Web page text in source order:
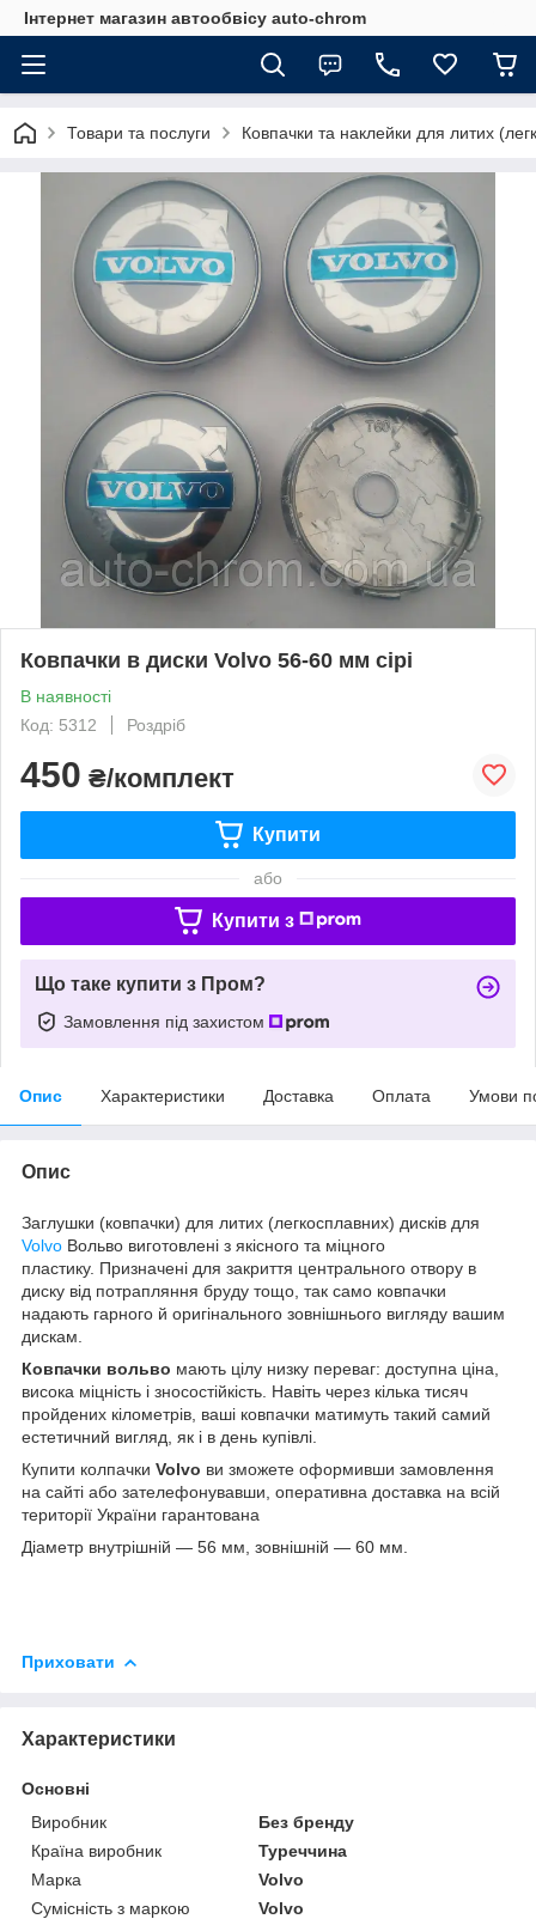
Інтернет магазин автообвісу auto-chrom
Товари та послуги Ковпачки та наклейки для литих
Ковпачки в диски Volvo 56-60 мм сірі
В наявності
Код: 5312
Роздріб
450 ₴/комплект
Купити
або
Купити з
Що таке купити з Пром?
Замовлення під захистом
Опис Характеристики Доставка Оплата Умови
Опис
Заглушки (ковпачки) для литих (легкосплавних) дисків для
Volvo Вольво виготовлені з якісного та міцного
пластику. Призначені для закриття центрального отвору в
диску від потрапляння бруду тощо, так само ковпачки
надають гарного й оригінального зовнішнього вигляду вашим
дискам.
Ковпачки вольво мають цілу низку переваг: доступна ціна,
висока міцність і зносостійкість. Навіть через кілька тисяч
пройдених кілометрів, ваші ковпачки матимуть такий самий
естетичний вигляд, як і в день купівлі.
Купити колпачки Volvo ви зможете оформивши замовлення
на сайті або зателефонувавши, оперативна доставка на всій
території України гарантована
Діаметр внутрішній — 56 мм, зовнішній — 60 мм.
Приховати
Характеристики
Основні
Виробник
Без бренду
Країна виробник
Туреччина
Марка
Volvo
Сумісність з маркою
Volvo